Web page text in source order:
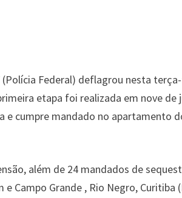
Federal) deflagrou nesta
etapa foi realizada em nove de
e cumpre mandado no apartamento
além de 24 mandados de
Campo Grande , Rio Negro, Curitiba